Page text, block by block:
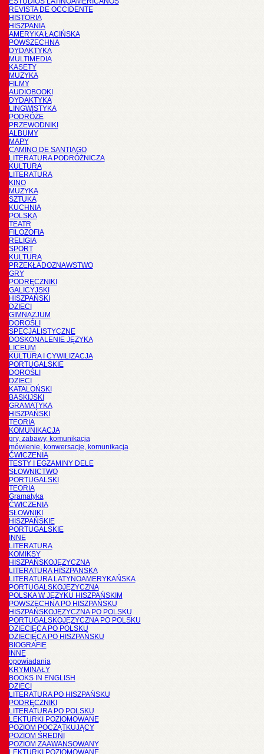
REVISTA DE OCCIDENTE
HISTORIA
HISZPANIA
AMERYKA ŁACIŃSKA
POWSZECHNA
DYDAKTYKA
MULTIMEDIA
KASETY
MUZYKA
FILMY
AUDIOBOOKI
DYDAKTYKA
LINGWISTYKA
PODRÓŻE
PRZEWODNIKI
ALBUMY
MAPY
CAMINO DE SANTIAGO
LITERATURA PODRÓŻNICZA
KULTURA
LITERATURA
KINO
MUZYKA
SZTUKA
KUCHNIA
POLSKA
TEATR
FILOZOFIA
RELIGIA
SPORT
KULTURA
PRZEKŁADOZNAWSTWO
GRY
PODRĘCZNIKI
GALICYJSKI
HISZPAŃSKI
DZIECI
GIMNAZJUM
DOROŚLI
SPECJALISTYCZNE
DOSKONALENIE JĘZYKA
LICEUM
KULTURA I CYWILIZACJA
PORTUGALSKIE
DOROŚLI
DZIECI
KATALOŃSKI
BASKIJSKI
GRAMATYKA
HISZPAŃSKI
TEORIA
KOMUNIKACJA
gry, zabawy, komunikacja
mówienie, konwersacje, komunikacja
ĆWICZENIA
TESTY I EGZAMINY DELE
SŁOWNICTWO
PORTUGALSKI
TEORIA
Gramatyka
ĆWICZENIA
SŁOWNIKI
HISZPAŃSKIE
PORTUGALSKIE
INNE
LITERATURA
KOMIKSY
HISZPAŃSKOJĘZYCZNA
LITERATURA HISZPANSKA
LITERATURA LATYNOAMERYKAŃSKA
PORTUGALSKOJĘZYCZNA
POLSKA W JĘZYKU HISZPAŃSKIM
POWSZECHNA PO HISZPAŃSKU
HISZPAŃSKOJĘZYCZNA PO POLSKU
PORTUGALSKOJĘZYCZNA PO POLSKU
DZIECIĘCA PO POLSKU
DZIECIĘCA PO HISZPAŃSKU
BIOGRAFIE
INNE
opowiadania
KRYMINAŁY
BOOKS IN ENGLISH
DZIECI
LITERATURA PO HISZPAŃSKU
PODRĘCZNIKI
LITERATURA PO POLSKU
LEKTURKI POZIOMOWANE
POZIOM POCZĄTKUJĄCY
POZIOM ŚREDNI
POZIOM ZAAWANSOWANY
LEKTURKI POZIOMOWANE